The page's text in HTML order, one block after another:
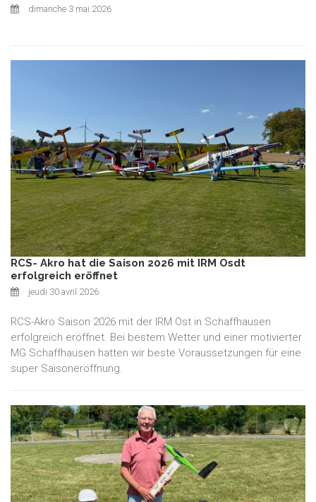
dimanche 3 mai 2026
RCS- Akro hat die Saison 2026 mit IRM Osdt
erfolgreich eröffnet
jeudi 30 avril 2026
RCS-Akro Saison 2026 mit der IRM Ost in Schaffhausen
erfolgreich eröffnet. Bei bestem Wetter und einer motivierter
MG Schaffhausen hatten wir beste Voraussetzungen für eine
super Saisoneröffnung.